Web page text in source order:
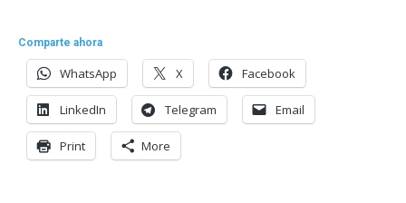
Comparte ahora
WhatsApp X Facebook
LinkedIn Telegram Email
Print More